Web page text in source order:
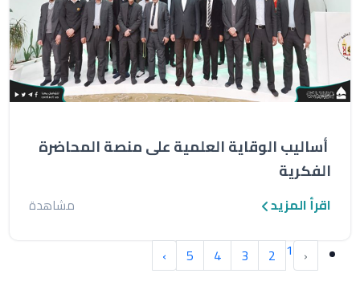
أساليب الوقاية العلمية على منصة المحاضرة
الفكرية
اقرأ المزيد مشاهدة
‹
1
2
3
4
5
›